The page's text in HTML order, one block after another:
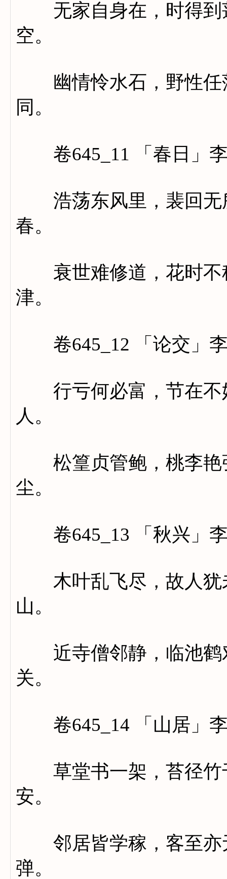
无家自身在，时得到
空。
幽情怜水石，野性任
同。
卷645_11 「春日」
浩荡东风里，裴回无
春。
衰世难修道，花时不
津。
卷645_12 「论交」
行亏何必富，节在不
人。
松篁贞管鲍，桃李艳
尘。
卷645_13 「秋兴」
木叶乱飞尽，故人犹
山。
近寺僧邻静，临池鹤
关。
卷645_14 「山居」
草堂书一架，苔径竹
安。
邻居皆学稼，客至亦
弹。